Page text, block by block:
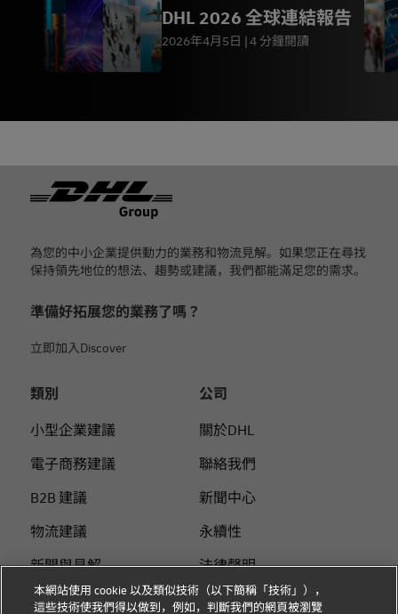
DHL 2026 全球連結報告
2026年4月5日 4 分鐘閱讀
為您的中小企業提供動力的業務和物流見解。如果您正在尋找
保持領先地位的想法、趨勢或建議，我們都能滿足您的需求。
準備好拓展您的業務了嗎？
立即加入Discover
類別
小型企業建議
電子商務建議
B2B 建議
物流建議
新聞與見解
使用DHL 寄件
公司
關於DHL
聯絡我們
新聞中心
永續性
法律聲明
使用條款
本網站使用 cookie 以及類似技術（以下簡稱「技術」），
這些技術使我們得以做到，例如，判斷我們的網頁被瀏覽